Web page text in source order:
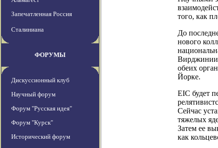
Запечатленная Россия
Сталиниана
ФОРУМЫ
Дискуссионный клуб
Научный форум
Форум "Русская идея"
Форум "Курск"
Исторический форум
того, как
До
нового
Вирджинии.
обеих
Йорке.
EIC будет
Сейчас
тяжелых
Затем ее
как